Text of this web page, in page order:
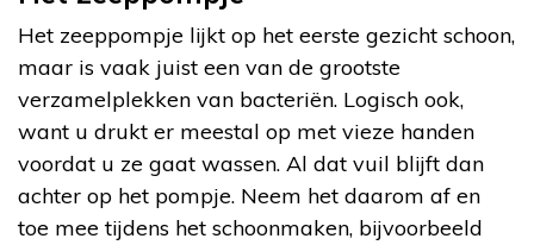
Het zeeppompje lijkt op het eerste gezicht schoon,
maar is vaak juist een van de grootste
verzamelplekken van bacteriën. Logisch ook,
want u drukt er meestal op met vieze handen
voordat u ze gaat wassen. Al dat vuil blijft dan
achter op het pompje. Neem het daarom af en
toe mee tijdens het schoonmaken, bijvoorbeeld